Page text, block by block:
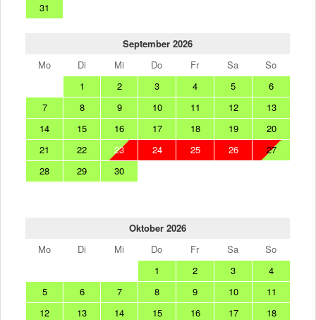
31
September 2026
Mo
Di Mi Do Fr Sa
So
1
2 3 4 5
6
7
8 9 10 11 12
13
14
15 16 17 18 19
20
21
22 23 24 25 26
27
28
29 30
Oktober 2026
Mo
Di Mi Do Fr Sa
So
1
2 3
4
5
6 7 8 9 10
11
12
13 14 15 16 17
18